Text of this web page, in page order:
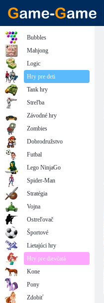
Bubbles
Mahjong
Logic
Hry pre deti
Tank hry
Streľba
Závodné hry
Zombies
Dobrodružstvo
Futbal
Lego NinjaGo
Spider-Man
Stratégia
Vojna
Ostreľovač
Športové
Lietajúci hry
Hry pre dievčatá
Kone
Pony
Zdobiť